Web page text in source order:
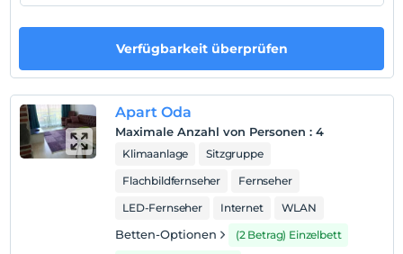
Nach 14:00
Check-out
Vor 12:00
Haustiere
Rauchen im Zimmer verboten
Verfügbarkeit überprüfen
Apart Oda
Maximale Anzahl von Personen : 4
Klimaanlage
Sitzgruppe
Flachbildfernseher
Fernseher
LED-Fernseher
Internet WLAN
Betten-Optionen
(2 Betrag) Einzelbett